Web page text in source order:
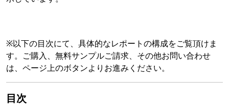
※以下の目次にて、具体的なレポートの構成をご覧頂けま
す。ご購入、無料サンプルご請求、その他お問い合わせ
は、ページ上のボタンよりお進みください。
目次